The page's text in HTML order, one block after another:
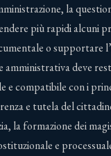
la
più rapidi alcuni
o supportare
amministrativa deve
e compatibile con i
e tutela del
la formazione dei
e